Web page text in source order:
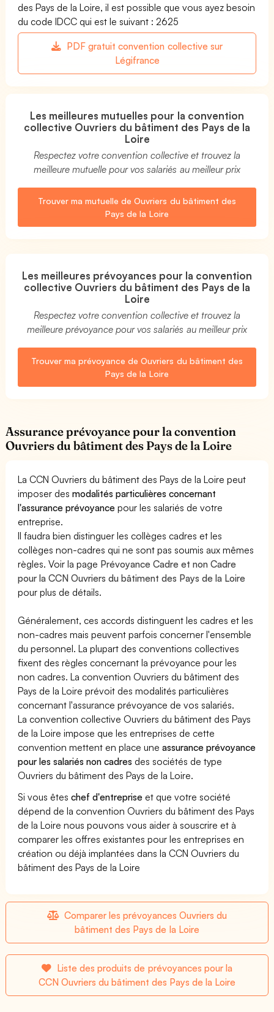
des Pays de la Loire, il est possible que vous ayez besoin
du code IDCC qui est le suivant : 2625
PDF gratuit convention collective sur
Légifrance
Les meilleures mutuelles pour la convention
collective Ouvriers du bâtiment des Pays de la
Loire
Respectez votre convention collective et trouvez la
meilleure mutuelle pour vos salariés au meilleur prix
Trouver ma mutuelle de Ouvriers du bâtiment des
Pays de la Loire
Les meilleures prévoyances pour la convention
collective Ouvriers du bâtiment des Pays de la
Loire
Respectez votre convention collective et trouvez la
meilleure prévoyance pour vos salariés au meilleur prix
Trouver ma prévoyance de Ouvriers du bâtiment des
Pays de la Loire
Assurance prévoyance pour la convention
Ouvriers du bâtiment des Pays de la Loire
La CCN Ouvriers du bâtiment des Pays de la Loire peut
imposer desmodalités particulières concernant
l'assurance prévoyance pour les salariés de votre
entreprise.
Il faudra bien distinguer les collèges cadres et les
collèges non-cadres qui ne sont pas soumis aux mêmes
règles. Voir la page Prévoyance Cadre et non Cadre
pour la CCN Ouvriers du bâtiment des Pays de la Loire
pour plus de détails.
Généralement, ces accords distinguent les cadres et les
non-cadres mais peuvent parfois concerner l'ensemble
du personnel. La plupart des conventions collectives
fixent des règles concernant la prévoyance pour les
non cadres. La convention Ouvriers du bâtiment des
Pays de la Loire prévoit des modalités particulières
concernant l'assurance prévoyance de vos salariés.
La convention collective Ouvriers du bâtiment des Pays
de la Loire impose que les entreprises de cette
convention mettent en place uneassurance prévoyance
pour les salariés non cadres des sociétés de type
Ouvriers du bâtiment des Pays de la Loire.
Si vous êteschef d'entreprise et que votre société
dépend de la convention Ouvriers du bâtiment des Pays
de la Loire nous pouvons vous aider à souscrire et à
comparer les offres existantes pour les entreprises en
création ou déjà implantées dans la CCN Ouvriers du
bâtiment des Pays de la Loire
Comparer les prévoyances Ouvriers du
bâtiment des Pays de la Loire
Liste des produits de prévoyances pour la
CCN Ouvriers du bâtiment des Pays de la Loire